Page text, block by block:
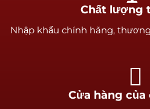
Chất lượng
Nhập khẩu chính hãng,
Cửa hàng